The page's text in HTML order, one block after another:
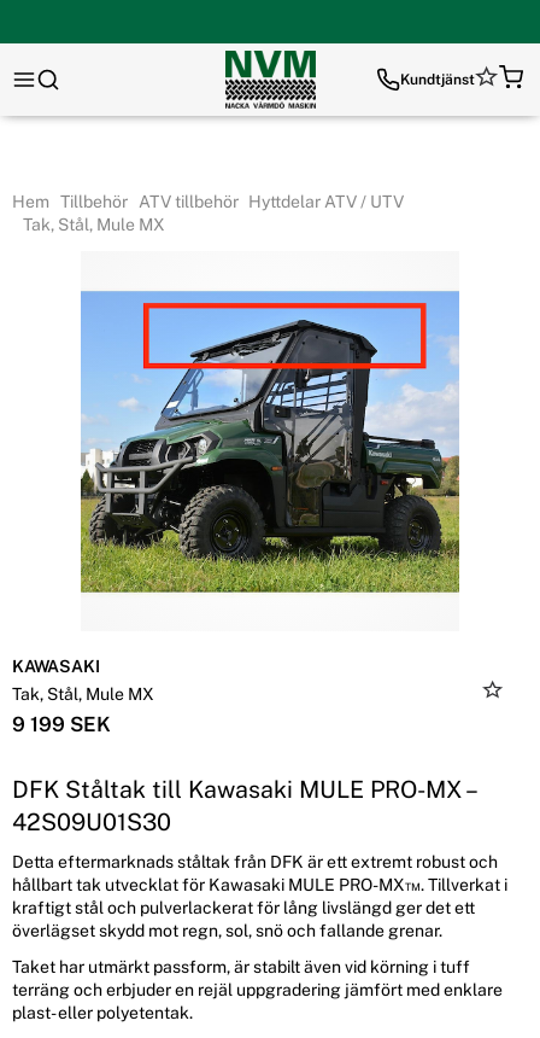
Kundtjänst
Hem Tillbehör ATV tillbehör Hyttdelar ATV / UTV
Tak, Stål, Mule MX
KAWASAKI
Tak, Stål, Mule MX
9 199 SEK
DFK Ståltak till Kawasaki MULE PRO-MX –
42S09U01S30
Detta eftermarknads ståltak från DFK är ett extremt robust och
hållbart tak utvecklat för Kawasaki MULE PRO-MX™. Tillverkat i
kraftigt stål och pulverlackerat för lång livslängd ger det ett
överlägset skydd mot regn, sol, snö och fallande grenar.
Taket har utmärkt passform, är stabilt även vid körning i tuff
terräng och erbjuder en rejäl uppgradering jämfört med enklare
plast- eller polyetentak.